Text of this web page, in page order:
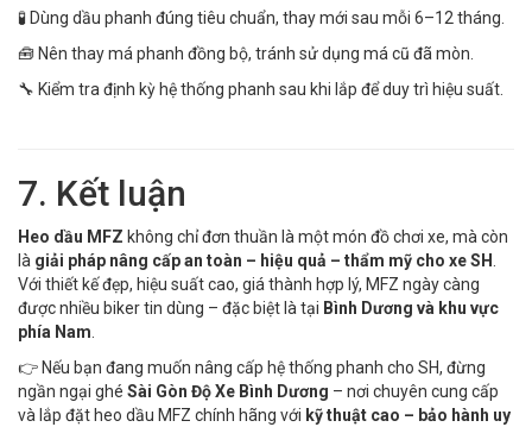
🧪 Dùng dầu phanh đúng tiêu chuẩn, thay mới sau mỗi 6–12 tháng.
🧰 Nên thay má phanh đồng bộ, tránh sử dụng má cũ đã mòn.
🔧 Kiểm tra định kỳ hệ thống phanh sau khi lắp để duy trì hiệu suất.
7. Kết luận
Heo dầu MFZ không chỉ đơn thuần là một món đồ chơi xe, mà còn
là giải pháp nâng cấp an toàn – hiệu quả – thẩm mỹ cho xe SH
Với thiết kế đẹp, hiệu suất cao, giá thành hợp lý, MFZ ngày càng
được nhiều biker tin dùng – đặc biệt là tại Bình Dương và khu vực
phía Nam
👉 Nếu bạn đang muốn nâng cấp hệ thống phanh cho SH, đừng
ngần ngại ghé Sài Gòn Độ Xe Bình Dương – nơi chuyên cung cấp
và lắp đặt heo dầu MFZ chính hãng với kỹ thuật cao – bảo hành uy